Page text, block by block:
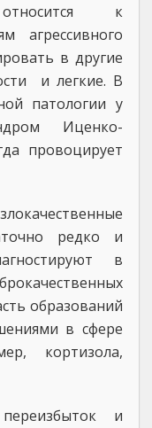
к
агрессивного
в другие
и легкие. В
патологии у
Иценко-
провоцирует
редко и
в
образований
в сфере
кортизола,
и